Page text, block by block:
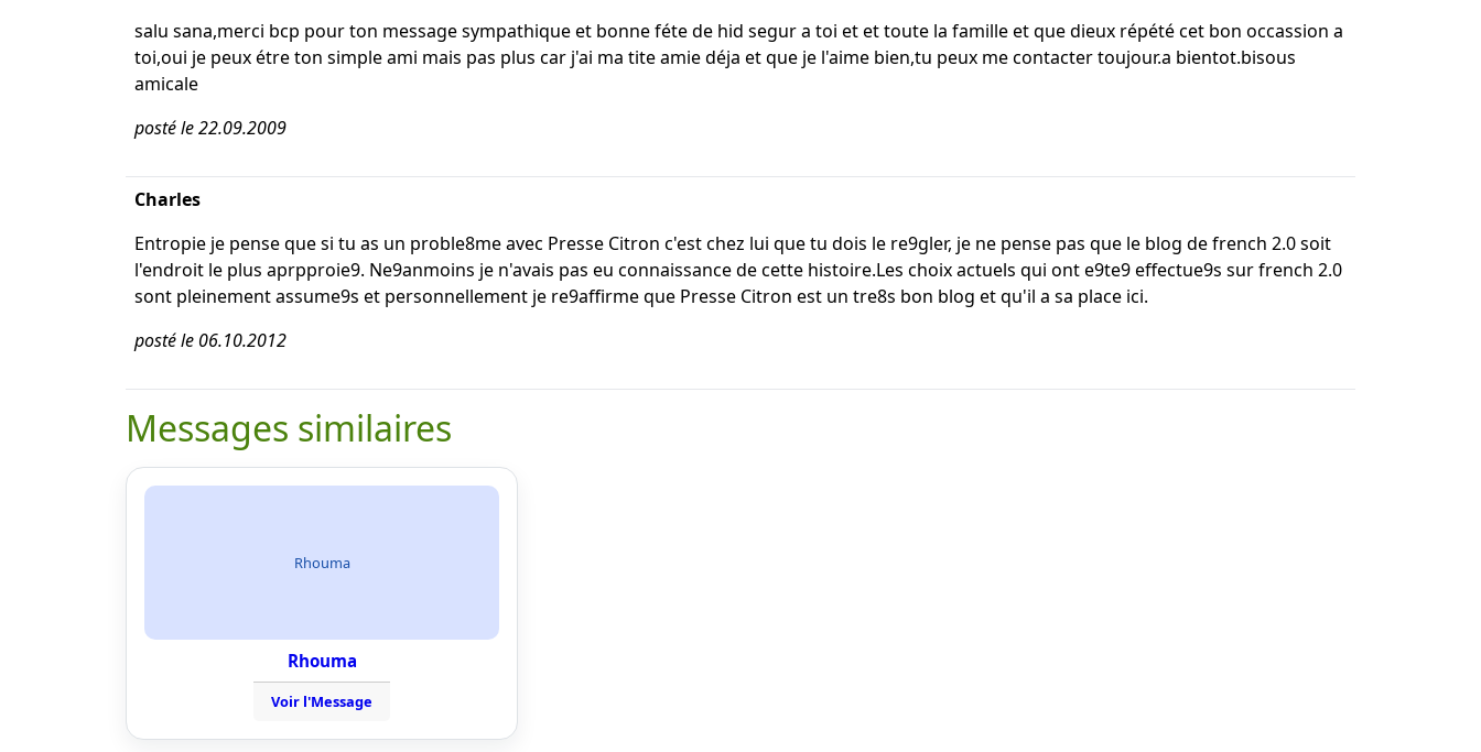
salu sana,merci bcp pour ton message sympathique et bonne féte de hid segur a toi et et toute la famille et que dieux répété cet bon occassion a
toi,oui je peux étre ton simple ami mais pas plus car j'ai ma tite amie déja et que je l'aime bien,tu peux me contacter toujour.a bientot.bisous
amicale
posté le 22.09.2009
Charles
Entropie je pense que si tu as un proble8me avec Presse Citron c'est chez lui que tu dois le re9gler, je ne pense pas que le blog de french 2.0 soit
l'endroit le plus aprpproie9. Ne9anmoins je n'avais pas eu connaissance de cette histoire.Les choix actuels qui ont e9te9 effectue9s sur french 2.0
sont pleinement assume9s et personnellement je re9affirme que Presse Citron est un tre8s bon blog et qu'il a sa place ici.
posté le 06.10.2012
Messages similaires
Rhouma
Rhouma
Voir l'Message